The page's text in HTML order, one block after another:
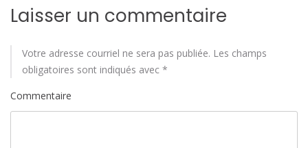
a
r
t
i
Laisser un commentaire
Votre adresse courriel ne sera pas publiée. Les champs
obligatoires sont indiqués avec *
Commentaire